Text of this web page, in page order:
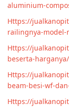
aluminium-
Https://
railingnya-
Https://
beserta-harganya/
Https://
beam-besi-wf-
Https://